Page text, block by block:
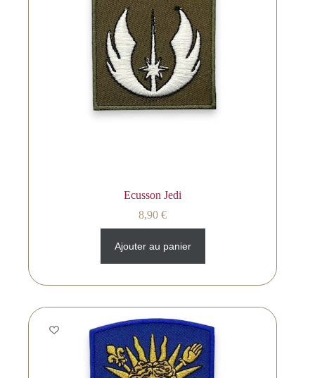
Ecusson Jedi
8,90€
Ajouter au panier